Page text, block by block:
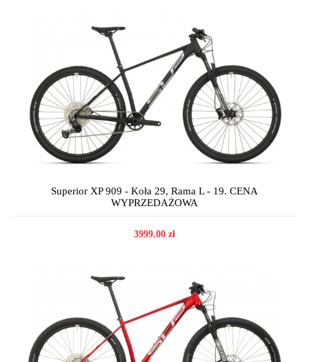
Superior XP 909 - Koła 29, Rama L - 19. CENA
WYPRZEDAŻOWA
3999.00 zł